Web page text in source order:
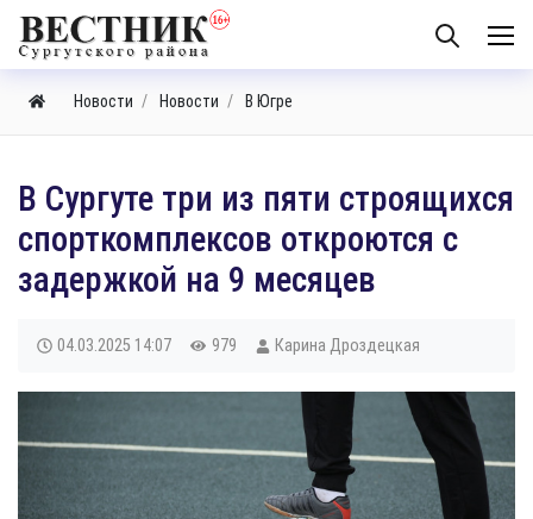
Новости Новости В Югре
В Сургуте три из пяти строящихся
спорткомплексов откроются с
задержкой на 9 месяцев
04.03.2025 14:07 979 Карина Дроздецкая